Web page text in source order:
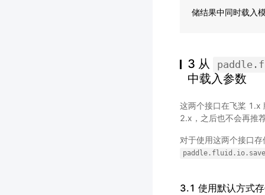
储结果中同时载入
3 从
中载入参数
这两个接口在飞桨 1.x
2.x，之后也不会再推
对于使用这两个接口
3.1 使用默认方式